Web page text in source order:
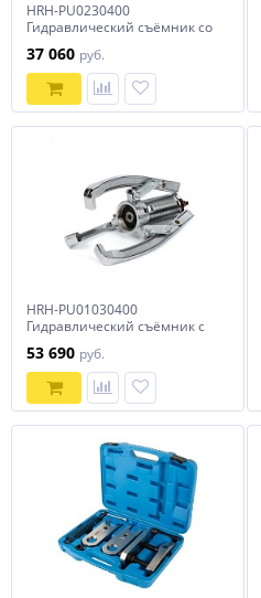
HRH-PU0230400
Гидравлический съёмник со
150-400 мм
37 060 руб.
HRH-PU01030400
Гидравлический съёмник с
мм
53 690 руб.